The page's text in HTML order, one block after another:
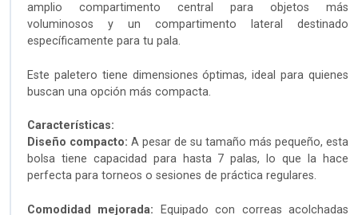
amplio compartimento central para objetos más
voluminosos y un compartimento lateral destinado
específicamente para tu pala.
Este paletero tiene dimensiones óptimas, ideal para quienes
buscan una opción más compacta.
Características:
Diseño compacto: A pesar de su tamaño más pequeño, esta
bolsa tiene capacidad para hasta 7 palas, lo que la hace
perfecta para torneos o sesiones de práctica regulares.
Comodidad mejorada: Equipado con correas acolchadas